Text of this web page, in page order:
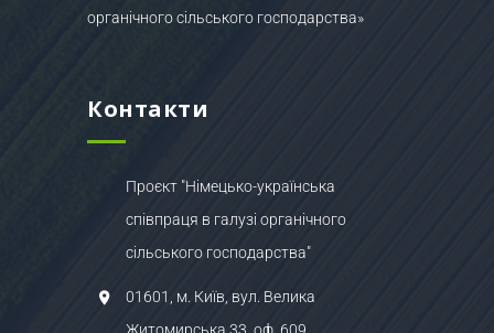
органічного сільського господарства»
Контакти
Проєкт "Німецько-українська
співпраця в галузі органічного
сільського господарства"
01601, м. Київ, вул. Велика